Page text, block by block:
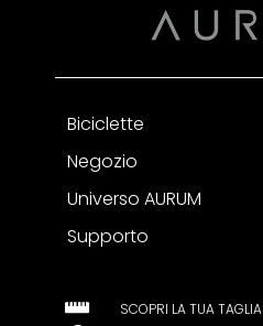
Biciclette
Negozio
Universo AURUM
Supporto
SCOPRI LA TUA TAGLIA